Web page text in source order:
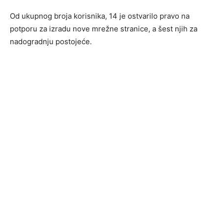
Od ukupnog broja korisnika, 14 je ostvarilo pravo na
potporu za izradu nove mrežne stranice, a šest njih za
nadogradnju postojeće.